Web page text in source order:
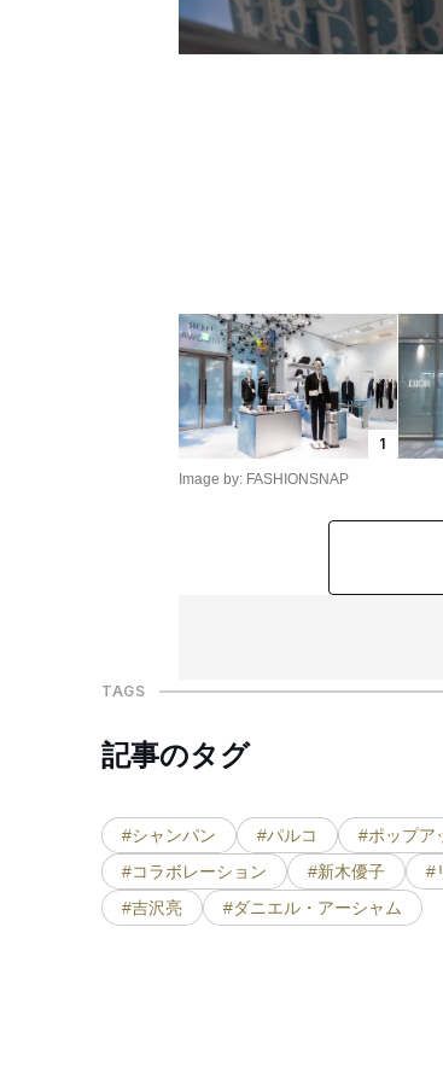
1
Image by: FASHIONSNAP
TAGS
記事のタグ
#シャンパン #パルコ #ポップア
#コラボレーション
#新木優子 #
#吉沢亮
#ダニエル・アーシャム